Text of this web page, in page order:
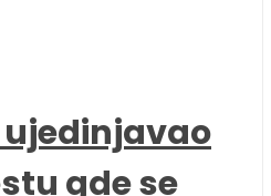
ujedinjavao
gde se